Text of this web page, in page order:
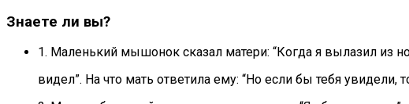
Знаете ли вы?
1. Маленький мышонок сказал матери: “Когда я вылазил из
видел”. На что мать ответила ему: “Но если бы тебя увидели,